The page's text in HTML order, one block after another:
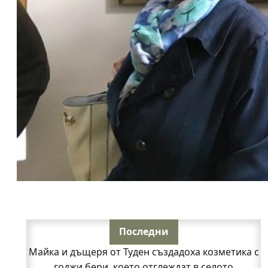
Последни
Майка и дъщеря от Туден създадоха козметика с